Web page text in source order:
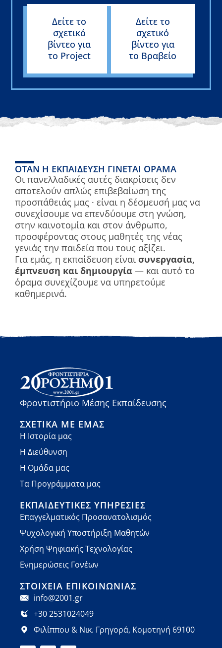
Δείτε το
σχετικό
βίντεο για
το Project
Δείτε το
σχετικό
βίντεο για
το Βραβείο
ΌΤΑΝ Η ΕΚΠΑΊΔΕΥΣΗ ΓΊΝΕΤΑΙ ΌΡΑΜΑ
Οι πανελλαδικές αυτές διακρίσεις δεν
αποτελούν απλώς επιβεβαίωση της
προσπάθειάς μας · είναι η δέσμευσή μας να
συνεχίσουμε να επενδύουμε στη γνώση,
στην καινοτομία και στον άνθρωπο,
προσφέροντας στους μαθητές της νέας
γενιάς την παιδεία που τους αξίζει.
Για εμάς, η εκπαίδευση είναι συνεργασία,
έμπνευση και δημιουργία — και αυτό το
όραμα συνεχίζουμε να υπηρετούμε
καθημερινά.
Φροντιστήριο Μέσης Εκπαίδευσης
ΣΧΕΤΙΚΆ ΜΕ ΕΜΆΣ
Η Ιστορία μας
Η Διεύθυνση
Η Ομάδα μας
Τα Προγράμματα μας
ΕΚΠΑΙΔΕΥΤΙΚΈΣ ΥΠΗΡΕΣΊΕΣ
Επαγγελματικός Προσανατολισμός
Ψυχολογική Υποστήριξη Μαθητών
Χρήση Ψηφιακής Τεχνολογίας
Ενημερώσεις Γονέων
ΣΤΟΙΧΕΊΑ ΕΠΙΚΟΙΝΩΝΊΑΣ
info@2001.gr
+30 2531024049
Φιλίππου & Νικ. Γρηγορά, Κομοτηνή 69100